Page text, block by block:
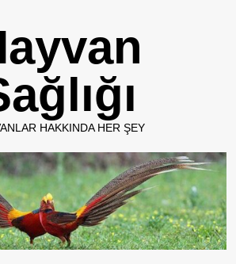
HAKKINDA HER ŞEY